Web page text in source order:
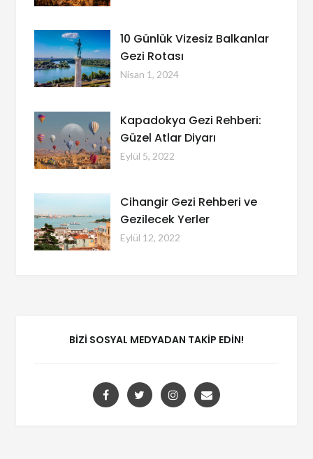
10 Günlük Vizesiz Balkanlar
Gezi Rotası
Nisan 1, 2024
Kapadokya Gezi Rehberi:
Güzel Atlar Diyarı
Eylül 5, 2022
Cihangir Gezi Rehberi ve
Gezilecek Yerler
Eylül 12, 2022
BIZI SOSYAL MEDYADAN TAKIP EDIN!